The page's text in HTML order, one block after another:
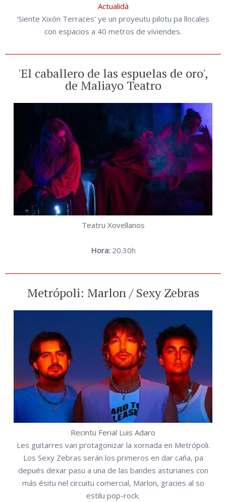
Actualidá
'Siente Xixón Terraces' ye un proyeutu pilotu pa llocales
con espacios a 40 metros de viviendes.
'El caballero de las espuelas de oro',
de Maliayo Teatro
Teatru Xovellanos
Hora:20.30h
Metrópoli: Marlon / Sexy Zebras
Recintu Ferial Luis Adaro
Les guitarres van protagonizar la xornada en Metrópoli.
Los Sexy Zebras serán los primeros en dar caña, pa
depués dexar pasu a una de las bandes asturianes con
más ésitu nel circuitu comercial, Marlon, gracies al so
estilu pop-rock.